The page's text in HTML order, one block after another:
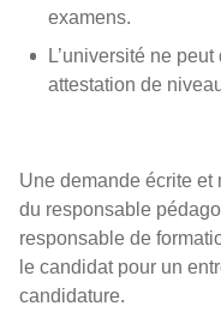
examens.
L’université ne
attestation de
Une demande écrite et
du responsable
responsable de
le candidat pour un
candidature.